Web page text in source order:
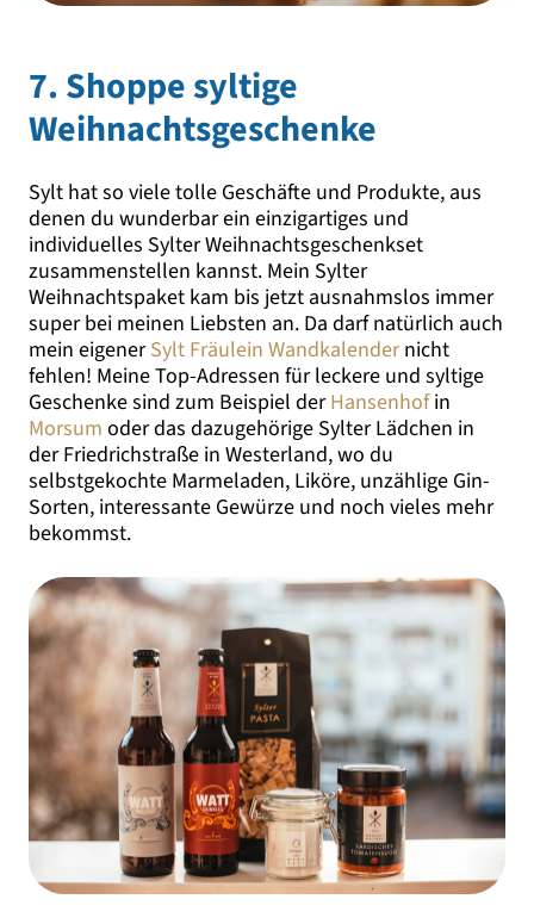
7. Shoppe syltige
Weihnachtsgeschenke
Sylt hat so viele tolle Geschäfte und Produkte, aus
denen du wunderbar ein einzigartiges und
individuelles Sylter Weihnachtsgeschenkset
zusammenstellen kannst. Mein Sylter
Weihnachtspaket kam bis jetzt ausnahmslos immer
super bei meinen Liebsten an. Da darf natürlich auch
mein eigenerSylt Fräulein Wandkalendernicht
fehlen! Meine Top-Adressen für leckere und syltige
Geschenke sind zum Beispiel derHansenhofin
Morsum oder das dazugehörige Sylter Lädchen in
der Friedrichstraße in Westerland, wo du
selbstgekochte Marmeladen, Liköre, unzählige Gin-
Sorten, interessante Gewürze und noch vieles mehr
bekommst.